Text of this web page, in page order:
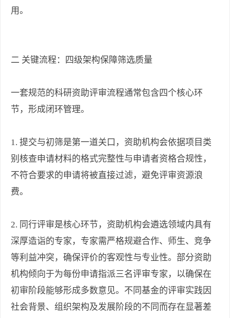
用。
二 关键流程：四级架构保障筛选质量
一套规范的科研资助评审流程通常包含四个核心环
节，形成闭环管理。
1. 提交与初筛是第一道关口，资助机构会依据项目类
别核查申请材料的格式完整性与申请者资格合规性，
不符合要求的申请将被直接过滤，避免评审资源浪
费。
2. 同行评审是核心环节，资助机构会遴选领域内具有
深厚造诣的专家，专家需严格规避合作、师生、竞争
等利益冲突，确保评价的客观性与专业性。部分资助
机构倾向于为每份申请指派三名评审专家，以确保在
初审阶段能够形成多数意见。不同基金的评审实践因
社会背景、组织架构及发展阶段的不同而存在显著差